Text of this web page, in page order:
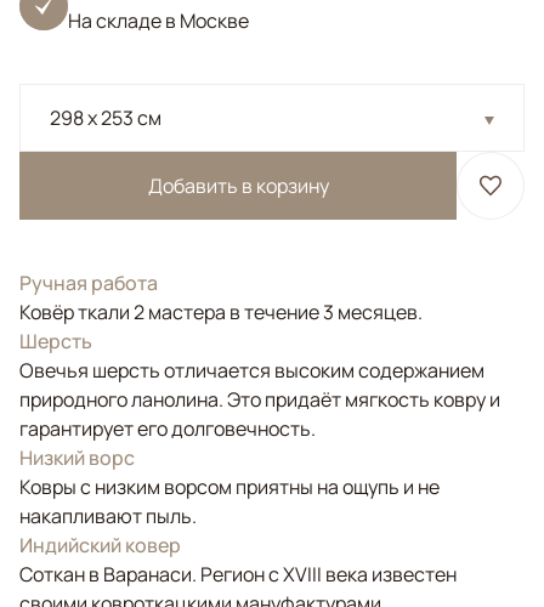
На складе в Москве
298 x 253 см
Добавить в корзину
Ручная работа
Ковёр ткали 2 мастера в течение 3 месяцев.
Шерсть
Овечья шерсть отличается высоким содержанием
природного ланолина. Это придаёт мягкость ковру и
гарантирует его долговечность.
Низкий ворс
Ковры с низким ворсом приятны на ощупь и не
накапливают пыль.
Индийский ковер
Соткан в Варанаси. Регион с XVIII века известен